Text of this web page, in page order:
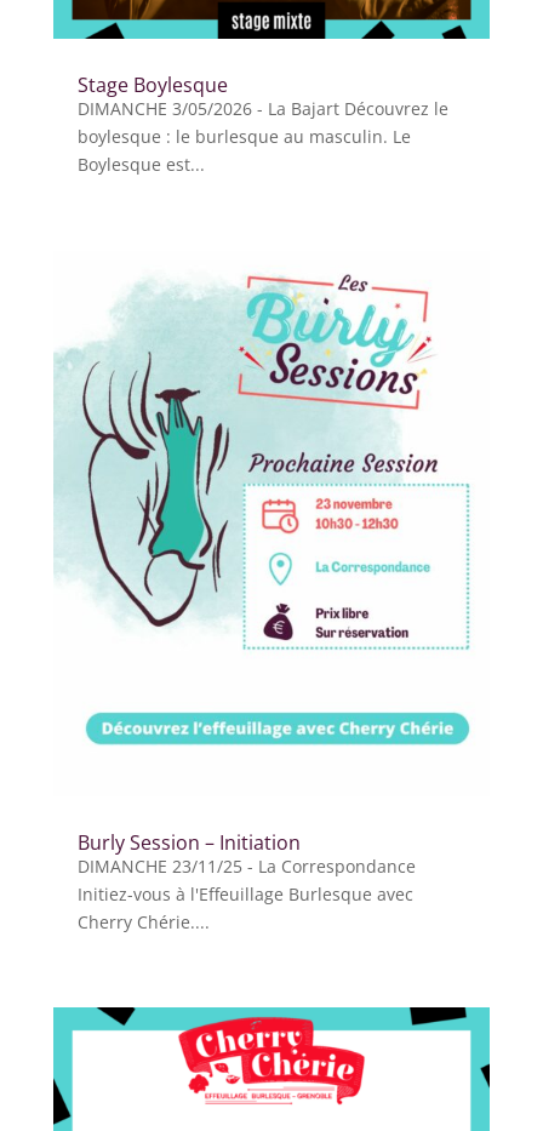
Stage Boylesque
DIMANCHE 3/05/2026 - La Bajart Découvrez le
boylesque : le burlesque au masculin. Le
Boylesque est...
Burly Session – Initiation
DIMANCHE 23/11/25 - La Correspondance
Initiez-vous à l'Effeuillage Burlesque avec
Cherry Chérie....